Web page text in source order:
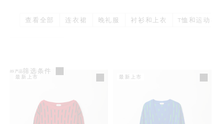
查看全部 连衣裙 晚礼服 衬衫和上衣 T恤和运动衫
89 产品 筛选条件
最新上市 最新上市